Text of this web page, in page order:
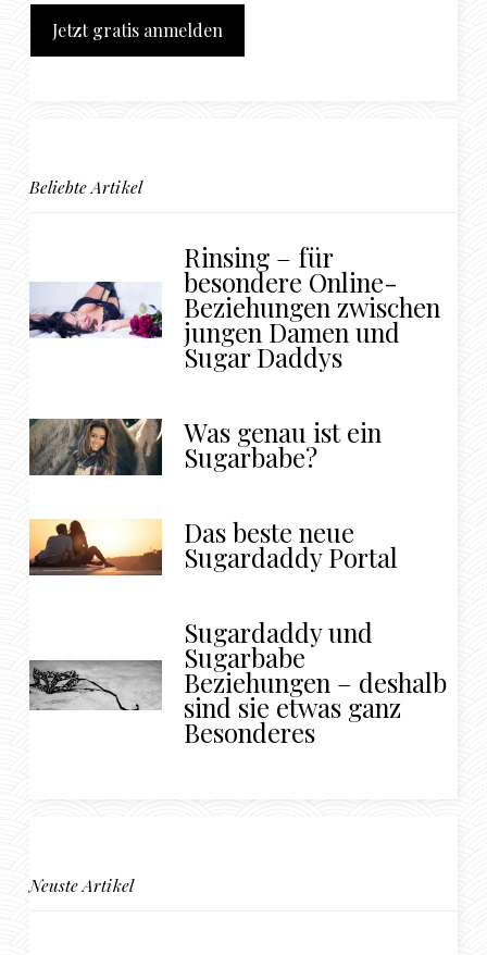
Jetzt gratis anmelden
Beliebte Artikel
Rinsing – für
besondere Online-
Beziehungen zwischen
jungen Damen und
Sugar Daddys
Was genau ist ein
Sugarbabe?
Das beste neue
Sugardaddy Portal
Sugardaddy und
Sugarbabe
Beziehungen – deshalb
sind sie etwas ganz
Besonderes
Neuste Artikel